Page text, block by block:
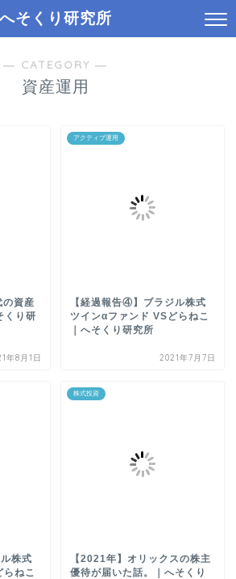
へそくり研究所
― CATEGORY ―
資産運用
の資産
くり研
年8月1日
アクティブ運用
【経過報告④】ブラジル株式
ツインαファンド VSどらねこ
｜へそくり研究所
2021年7月7日
株式
ねこ
株式投資
【2021年】オリックスの株主
優待が届いた話。｜へそくり